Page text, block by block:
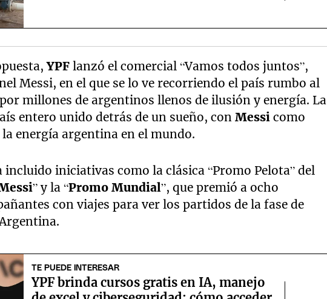
YPF lanzó el comercial “Vamos todos juntos”,
Messi, en el que se lo ve recorriendo el país rumbo al
millones de argentinos llenos de ilusión y energía. La
entero unido detrás de un sueño, conMessi como
la energía argentina en el mundo.
iniciativas como la clásica “Promo Pelota” del
” y la “Promo Mundial”, que premió a ocho
con viajes para ver los partidos de la fase de
TE PUEDE INTERESAR
YPF brinda cursos gratis en IA, manejo